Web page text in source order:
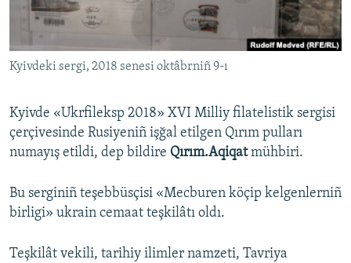
Русский
Українською
Kyivdeki sergi, 2018 senesi oktâbrniñ 9-ı
Kyivde «Ukrfileksp 2018» XVI Milliy filatelistik sergisi
çerçivesinde Rusiyeniñ işğal etilgen Qırım pulları
numayış etildi, dep bildire Qırım.Aqiqatmühbiri.
Bu serginiñ teşebbüsçisi «Mecburen köçip kelgenlerniñ
birligi» ukrain cemaat teşkilâtı oldı.
Teşkilât vekili, tarihiy ilimler namzeti, Tavriya